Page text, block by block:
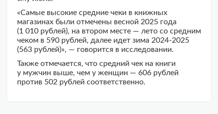
«Самые высокие средние чеки в книжных
магазинах были отмечены весной 2025 года
(1 010 рублей), на втором месте — лето со средним
чеком в 590 рублей, далее идет зима 2024-2025
(563 рублей)», — говорится в исследовании.
Также отмечается, что средний чек на книги
у мужчин выше, чем у женщин — 606 рублей
против 502 рублей соответственно.